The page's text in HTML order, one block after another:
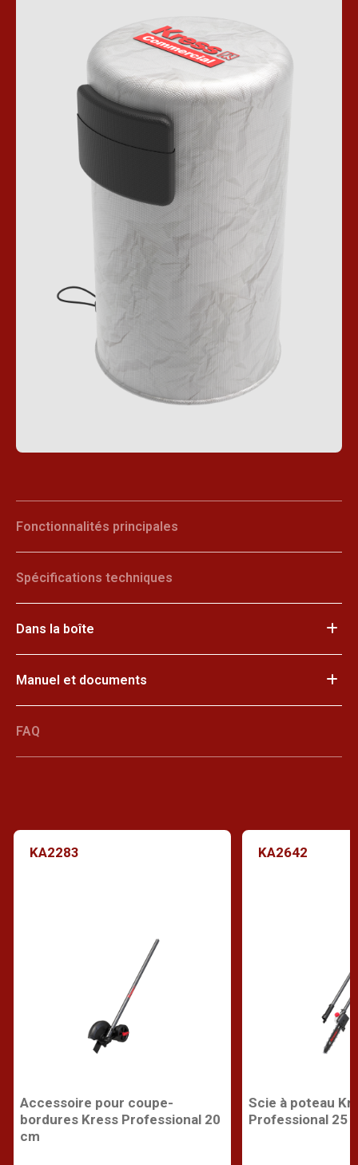
Fonctionnalités principales
Spécifications techniques
Dans la boîte
Manuel et documents
FAQ
KA2283
Accessoire pour coupe-
bordures Kress Professional 20
cm
KA2642
Scie à poteau
Professional 25